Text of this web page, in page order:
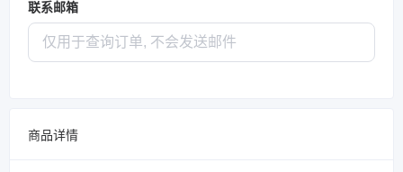
联系邮箱
商品详情